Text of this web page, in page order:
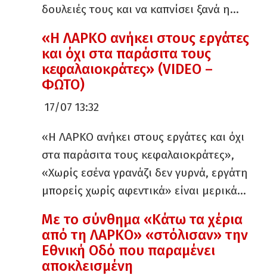
δουλειές τους και να καπνίσει ξανά η…
«Η ΛΑΡΚΟ ανήκει στους εργάτες
και όχι στα παράσιτα τους
κεφαλαιοκράτες» (VIDEO –
ΦΩΤΟ)
17/07 13:32
«Η ΛΑΡΚΟ ανήκει στους εργάτες και όχι
στα παράσιτα τους κεφαλαιοκράτες»,
«Χωρίς εσένα γρανάζι δεν γυρνά, εργάτη
μπορείς χωρίς αφεντικά» είναι μερικά…
Με το σύνθημα «Κάτω τα χέρια
από τη ΛΑΡΚΟ» «στόλισαν» την
Εθνική Οδό που παραμένει
αποκλεισμένη